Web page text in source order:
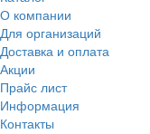
О компании
Для организаций
Доставка и оплата
Акции
Прайс лист
Информация
Контакты